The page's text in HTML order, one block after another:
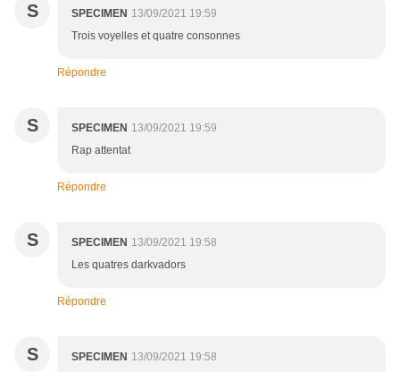
S SPECIMEN 13/09/2021 19:59
Trois voyelles et quatre consonnes
Répondre
S SPECIMEN 13/09/2021 19:59
Rap attentat
Répondre
S SPECIMEN 13/09/2021 19:58
Les quatres darkvadors
Répondre
S SPECIMEN 13/09/2021 19:58